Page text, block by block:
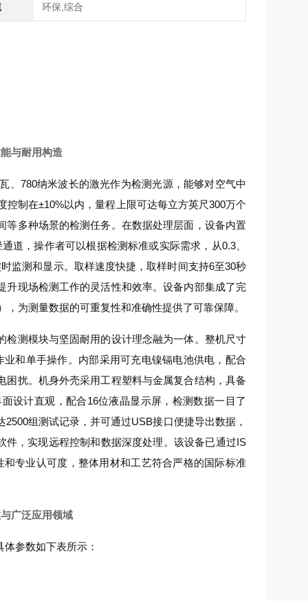
环保,综合
与耐用构造
、780纳米波长的激光作为检测光源，能够对空气中
制在±10%以内，量程上限可达每立方英尺300万个
多种场景的检测任务。在数据处理层面，设备内置
道，操作者可以根据检测标准或实际需求，从0.3、
监测和显示。取样速度快捷，取样时间支持6至30秒
升现场检测工作的灵活性和效率。设备内部集成了完
为测量数据的可重复性和准确性提供了可靠保障。
检测模块与坚固耐用的设计理念融为一体。整机尺寸
和单手操作。内部采用可充电镍镉电池供电，配合
扰。机身外壳采用工程塑料与金属复合结构，具备
设计直观，配合16位液晶显示屏，检测数据一目了
组测试记录，并可通过USB接口便捷导出数据，
，实现远程控制和数据深度处理。该设备已通过IS
专业认可度，整体用材和工艺符合严格的国际标准
广泛应用领域
参数如下表所示：